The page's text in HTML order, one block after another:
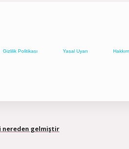
Gizlilik Politikası Yasal Uyarı
nereden gelmiştir